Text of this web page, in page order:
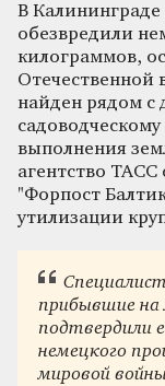
В
обезвредили
килограммов,
Отечественной
найден рядом с
выполнения
агентство
"Форпост
утилизации
прибывшие на
подтвердили
немецкого
мировой